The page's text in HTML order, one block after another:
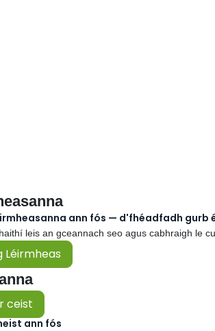
ann fós — d'fhéadfadh gurb
leis an gceannach seo agus cabhraigh le
Léirmheas
ceist
ann fós